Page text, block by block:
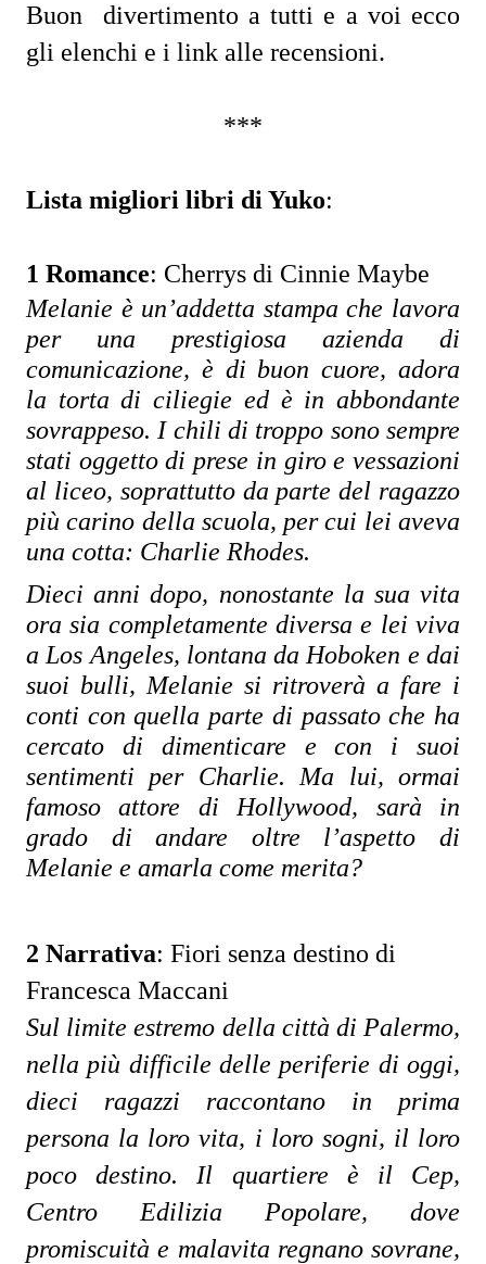
Buon divertimento a tutti e a voi ecco
gli elenchi e i link alle recensioni.
***
Lista migliori libri di Yuko:
1 Romance: Cherrys di Cinnie Maybe
Melanie è un’addetta stampa che lavora
per una prestigiosa azienda di
comunicazione, è di buon cuore, adora
la torta di ciliegie ed è in abbondante
sovrappeso. I chili di troppo sono sempre
stati oggetto di prese in giro e vessazioni
al liceo, soprattutto da parte del ragazzo
più carino della scuola, per cui lei aveva
una cotta: Charlie Rhodes.
Dieci anni dopo, nonostante la sua vita
ora sia completamente diversa e lei viva
a Los Angeles, lontana da Hoboken e dai
suoi bulli, Melanie si ritroverà a fare i
conti con quella parte di passato che ha
cercato di dimenticare e con i suoi
sentimenti per Charlie. Ma lui, ormai
famoso attore di Hollywood, sarà in
grado di andare oltre l’aspetto di
Melanie e amarla come merita?
2 Narrativa: Fiori senza destino di
Francesca Maccani
Sul limite estremo della città di Palermo,
nella più difficile delle periferie di oggi,
dieci ragazzi raccontano in prima
persona la loro vita, i loro sogni, il loro
poco destino. Il quartiere è il Cep,
Centro Edilizia Popolare, dove
promiscuità e malavita regnano sovrane,